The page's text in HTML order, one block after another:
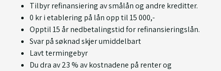
Tilbyr refinansiering av smålån og andre kreditter.
0 kr i etablering på lån opp til 15 000,-
Opptil 15 år nedbetalingstid for refinansieringslån.
Svar på søknad skjer umiddelbart
Lavt termingebyr
Du dra av 23 % av kostnadene på renter og